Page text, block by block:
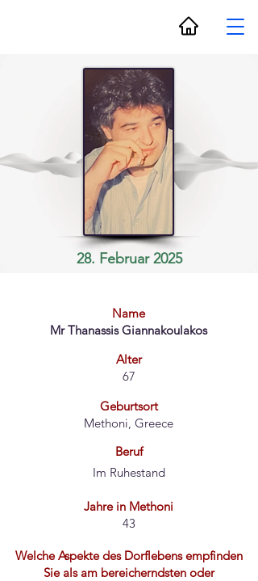
28. Februar 2025
Name
Mr Thanassis Giannakoulakos
Alter
67
Geburtsort
Methoni, Greece
Beruf
Im Ruhestand
Jahre in Methoni
43
Welche Aspekte des Dorflebens empfinden
Sie als am bereicherndsten oder